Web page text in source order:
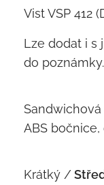
Vist VSP 412
Lze dodat i s
do poznámky.
ABS
Krátký /